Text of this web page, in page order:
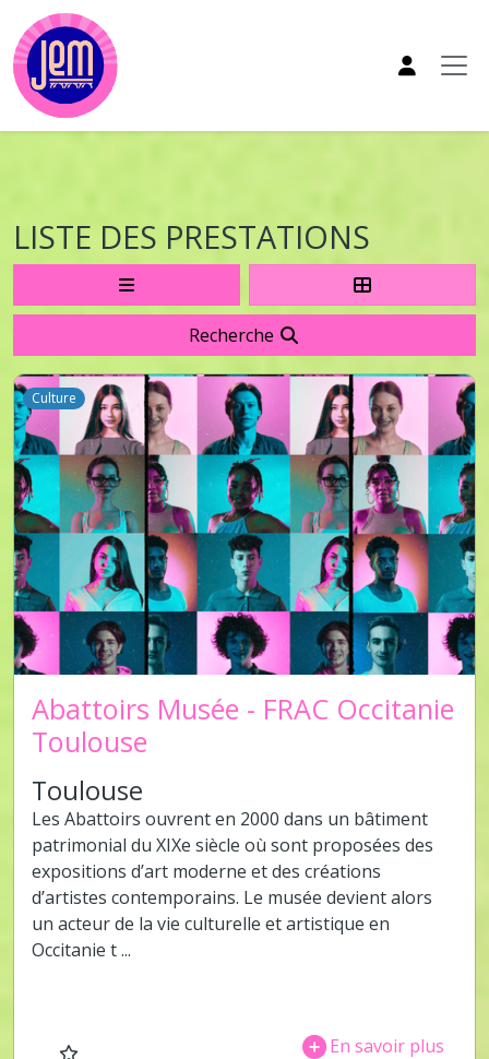
Aller au contenu principal
LISTE DES PRESTATIONS
Recherche
Culture
Abattoirs Musée - FRAC Occitanie
Toulouse
Toulouse
Les Abattoirs ouvrent en 2000 dans un bâtiment
patrimonial du XIXe siècle où sont proposées des
expositions d’art moderne et des créations
d’artistes contemporains. Le musée devient alors
un acteur de la vie culturelle et artistique en
Occitanie t ...
En savoir plus